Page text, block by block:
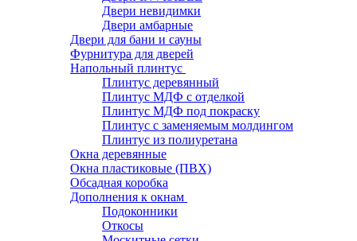
Двери невидимки
Двери амбарные
Двери для бани и сауны
Фурнитура для дверей
Напольный плинтус
Плинтус деревянный
Плинтус МДФ с отделкой
Плинтус МДФ под покраску
Плинтус с заменяемым молдингом
Плинтус из полиуретана
Окна деревянные
Окна пластиковые (ПВХ)
Обсадная коробка
Дополнения к окнам
Подоконники
Откосы